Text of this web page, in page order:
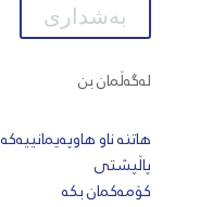
بەشداری
لەگەڵمان بن
هاتنە ناو هاوپەیمانییەکە
پاڵپشتی
کۆمەکمان بکە